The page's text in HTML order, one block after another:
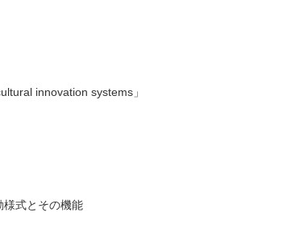
innovation systems」
式とその機能